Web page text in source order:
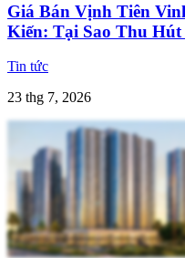
Giá Bán Vịnh Tiên
Kiến: Tại Sao Thu
Tin tức
23 thg 7, 2026